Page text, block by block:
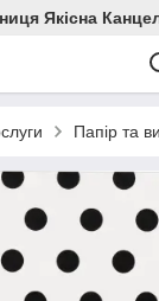
Якісна
Папір та